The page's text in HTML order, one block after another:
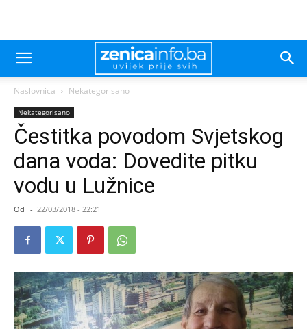
Naslovnica Nekategorisano
Nekategorisano
Čestitka povodom Svjetskog
dana voda: Dovedite pitku
vodu u Lužnice
Od - 22/03/2018 - 22:21